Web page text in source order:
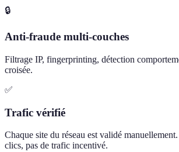
🔒
Anti-fraude multi-couches
Filtrage IP, fingerprinting, détection
croisée.
✅
Trafic vérifié
Chaque site du réseau est validé
clics, pas de trafic incentivé.